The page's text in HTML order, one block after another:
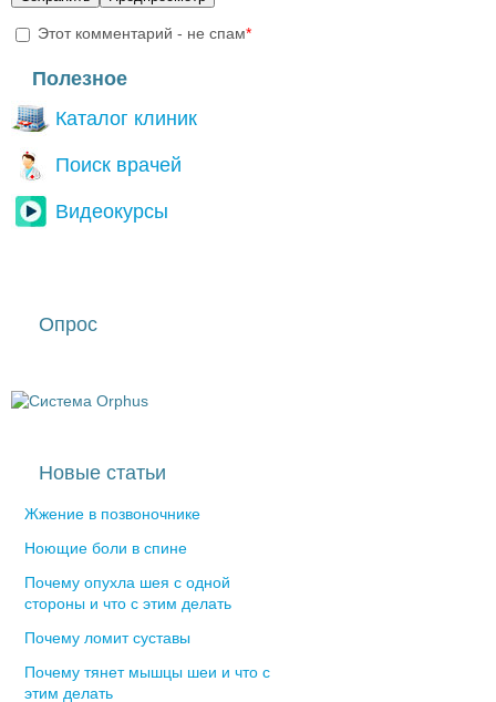
Этот комментарий - не спам*
Полезное
Каталог клиник
Поиск врачей
Видеокурсы
Опрос
Новые статьи
Жжение в позвоночнике
Ноющие боли в спине
Почему опухла шея с одной
стороны и что с этим делать
Почему ломит суставы
Почему тянет мышцы шеи и что с
этим делать